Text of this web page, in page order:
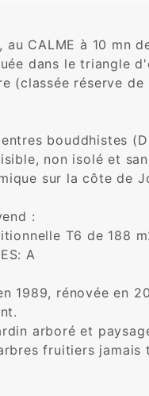
au CALME à 10 mn
dans le triangle
(classée réserve
bouddhistes
non isolé et
sur la côte de
:
T6 de 188
A
1989, rénovée en
arboré et
fruitiers jamais